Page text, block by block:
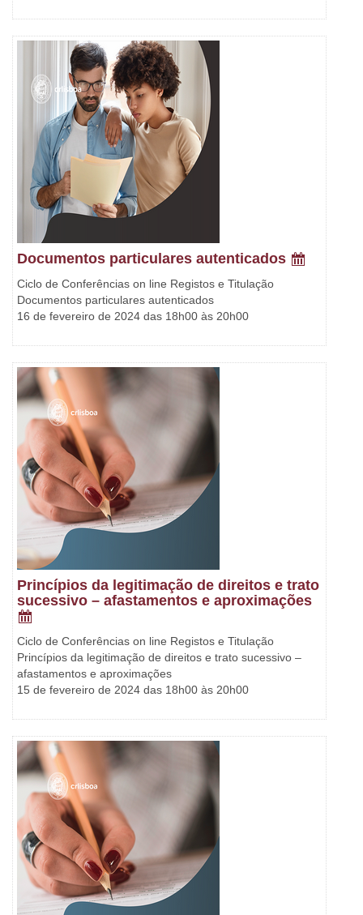
Documentos particulares autenticados
Ciclo de Conferências on line Registos e Titulação
Documentos particulares autenticados
16 de fevereiro de 2024 das 18h00 às 20h00
Princípios da legitimação de direitos e trato
sucessivo – afastamentos e aproximações
Ciclo de Conferências on line Registos e Titulação
Princípios da legitimação de direitos e trato sucessivo –
afastamentos e aproximações
15 de fevereiro de 2024 das 18h00 às 20h00